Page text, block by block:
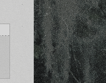
REQUIEM" border="0"